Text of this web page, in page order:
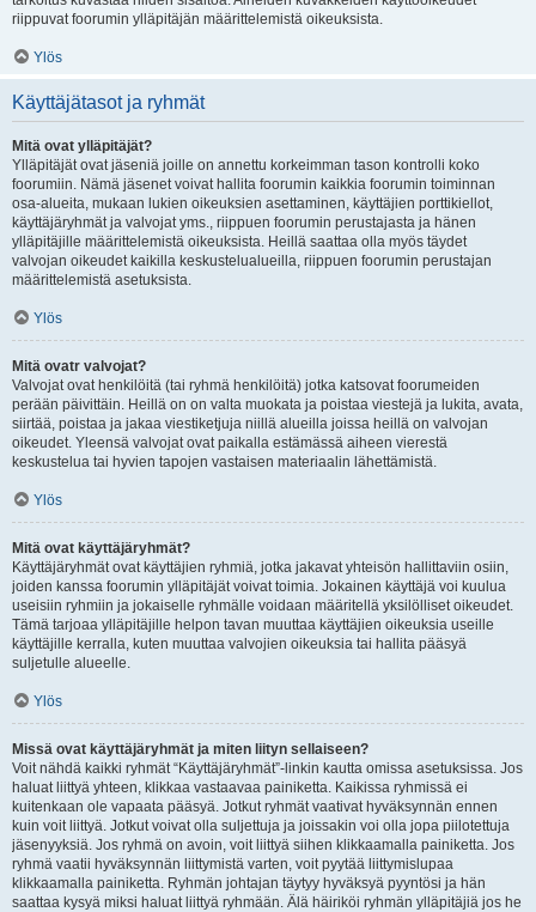
riippuvat foorumin ylläpitäjän määrittelemistä oikeuksista.
Ylös
Käyttäjätasot ja ryhmät
Mitä ovat ylläpitäjät?
Ylläpitäjät ovat jäseniä joille on annettu korkeimman tason kontrolli koko
foorumiin. Nämä jäsenet voivat hallita foorumin kaikkia foorumin toiminnan
osa-alueita, mukaan lukien oikeuksien asettaminen, käyttäjien porttikiellot,
käyttäjäryhmät ja valvojat yms., riippuen foorumin perustajasta ja hänen
ylläpitäjille määrittelemistä oikeuksista. Heillä saattaa olla myös täydet
valvojan oikeudet kaikilla keskustelualueilla, riippuen foorumin perustajan
määrittelemistä asetuksista.
Ylös
Mitä ovatr valvojat?
Valvojat ovat henkilöitä (tai ryhmä henkilöitä) jotka katsovat foorumeiden
perään päivittäin. Heillä on on valta muokata ja poistaa viestejä ja lukita, avata,
siirtää, poistaa ja jakaa viestiketjuja niillä alueilla joissa heillä on valvojan
oikeudet. Yleensä valvojat ovat paikalla estämässä aiheen vierestä
keskustelua tai hyvien tapojen vastaisen materiaalin lähettämistä.
Ylös
Mitä ovat käyttäjäryhmät?
Käyttäjäryhmät ovat käyttäjien ryhmiä, jotka jakavat yhteisön hallittaviin osiin,
joiden kanssa foorumin ylläpitäjät voivat toimia. Jokainen käyttäjä voi kuulua
useisiin ryhmiin ja jokaiselle ryhmälle voidaan määritellä yksilölliset oikeudet.
Tämä tarjoaa ylläpitäjille helpon tavan muuttaa käyttäjien oikeuksia useille
käyttäjille kerralla, kuten muuttaa valvojien oikeuksia tai hallita pääsyä
suljetulle alueelle.
Ylös
Missä ovat käyttäjäryhmät ja miten liityn sellaiseen?
Voit nähdä kaikki ryhmät “Käyttäjäryhmät”-linkin kautta omissa asetuksissa. Jos
haluat liittyä yhteen, klikkaa vastaavaa painiketta. Kaikissa ryhmissä ei
kuitenkaan ole vapaata pääsyä. Jotkut ryhmät vaativat hyväksynnän ennen
kuin voit liittyä. Jotkut voivat olla suljettuja ja joissakin voi olla jopa piilotettuja
jäsenyyksiä. Jos ryhmä on avoin, voit liittyä siihen klikkaamalla painiketta. Jos
ryhmä vaatii hyväksynnän liittymistä varten, voit pyytää liittymislupaa
klikkaamalla painiketta. Ryhmän johtajan täytyy hyväksyä pyyntösi ja hän
saattaa kysyä miksi haluat liittyä ryhmään. Älä häiriköi ryhmän ylläpitäjiä jos he